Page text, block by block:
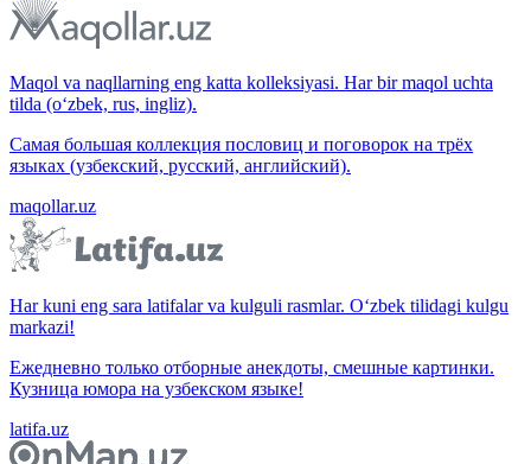
Maqol va naqllarning eng katta kolleksiyasi. Har bir maqol uchta
tilda (o‘zbek, rus, ingliz).
Самая большая коллекция пословиц и поговорок на трёх
языках (узбекский, русский, английский).
maqollar.uz
Har kuni eng sara latifalar va kulguli rasmlar. O‘zbek tilidagi kulgu
markazi!
Ежедневно только отборные анекдоты, смешные картинки.
Кузница юмора на узбекском языке!
latifa.uz